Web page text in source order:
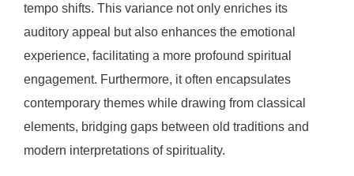
tempo shifts. This variance not only enriches its
auditory appeal but also enhances the emotional
experience, facilitating a more profound spiritual
engagement. Furthermore, it often encapsulates
contemporary themes while drawing from classical
elements, bridging gaps between old traditions and
modern interpretations of spirituality.